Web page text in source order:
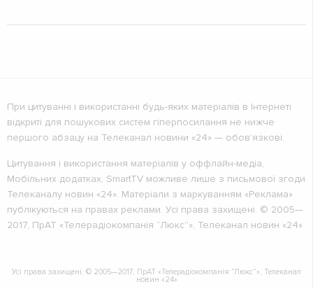
При цитуванні і використанні будь-яких матеріалів в Інтернеті
відкриті для пошукових систем гіперпосилання не нижче
першого абзацу на Телеканал новини «24» — обов’язкові.
Цитування і використання матеріалів у оффлайн-медіа,
Мобільних додатках, SmartTV можливе лише з письмової згоди
Телеканалу новин «24». Матеріали з маркуванням «Реклама»
публікуються на правах реклами. Усі права захищені. © 2005—
2017, ПрАТ «Телерадіокомпанія “Люкс”», Телеканал новин «24»
Усі права захищені. © 2005—2017, ПрАТ «Телерадіокомпанія “Люкс”», Телеканал
новин «24»